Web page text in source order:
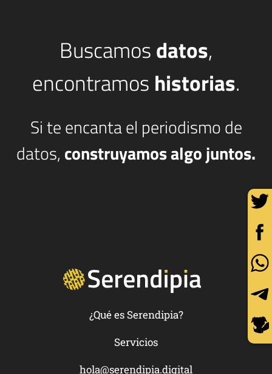
Buscamosdatos,
encontramos historias.
Si te encanta el periodismo de
datos, construyamos algo juntos.
¿Qué es Serendipia?
Servicios
hola@serendipia.digital